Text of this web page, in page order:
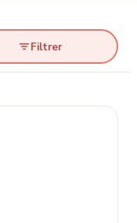
Filtrer